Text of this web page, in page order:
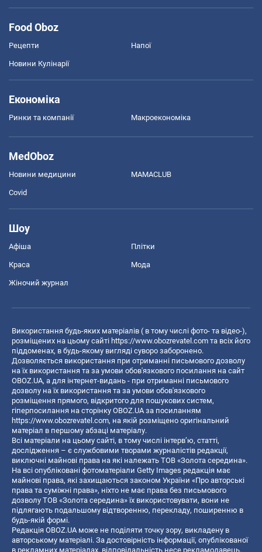
Food Oboz
Рецепти Напої
Новини Кулінарії
Економіка
Ринки та компанії Макроекономіка
MedOboz
Новини медицини MAMACLUB
Covid
Шоу
Афіша Плітки
Краса Мода
Жіночий журнал
Використання будь-яких матеріалів ( в тому числі фото- та відео-),
розміщених на цьому сайті https://www.obozrevatel.com та всіх його
піддоменах, в будь-якому вигляді суворо заборонено.
Дозволяється використання при отриманні письмового дозволу
на їх використання та за умови обов'язкового посилання на сайт
OBOZ.UA, а для інтернет-видань - при отриманні письмового
дозволу на їх використання та за умови обов'язкового
розміщення прямого, відкритого для пошукових систем,
гіперпосилання на сторінку OBOZ.UA за посиланням
https://www.obozrevatel.com, на якій розміщено оригінальний
матеріал в першому абзаці матеріалу.
Всі матеріали на цьому сайті, в тому числі інтерв’ю, статті,
дослідження – є службовими творами журналістів редакції,
виключні майнові права на які належать ТОВ «Золота середина».
На всі опубліковані фотоматеріали Getty Images редакція має
майнові права, які захищаються законом України «Про авторські
права та суміжні права», ніхто не має права без письмового
дозволу ТОВ «Золота середина» їх використовувати, вони не
підлягають подальшому відтворенню, перекладу, поширенню в
будь-якій формі.
Редакція OBOZ.UA може не поділяти точку зору, викладену в
авторському матеріалі. За достовірність інформації, опублікованої
в рекламних матеріалах, відповідальність несе рекламодавець.